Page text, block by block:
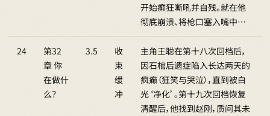
开始癫狂嘶吼并自残。就在他
彻底崩溃、将枪口塞入嘴中…
24
第32
章 你
在做什
么？
3.5
收
束
缓
冲
主角王聪在第十八次回档后，
因石棺后遗症陷入长达两天的
疯癫（狂笑与哭泣），直到被白
光‘净化’。第十九次回档恢复
清醒后，他找到赵刚，质问其未